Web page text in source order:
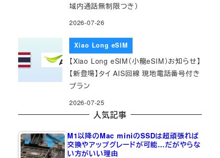
域内通話無制限つき）
2026-07-26
Xiao Long eSIM
【Xiao Long eSIM（小龍eSIM）お知らせ】
【新登場】タイ AIS回線 現地電話番号付き
プラン
2026-07-25
人気記事
M1以降のMac miniのSSDは超頑張れば
交換やアップグレードが可能…だがやらな
い方がいい理由